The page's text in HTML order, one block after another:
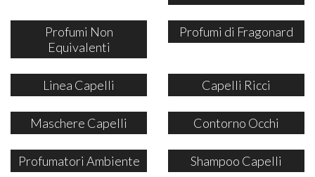
Profumi Non
Equivalenti
Profumi di Fragonard
Linea Capelli Capelli Ricci
Maschere Capelli Contorno Occhi
Profumatori Ambiente Shampoo Capelli